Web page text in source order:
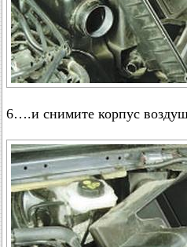
6….и снимите корпус